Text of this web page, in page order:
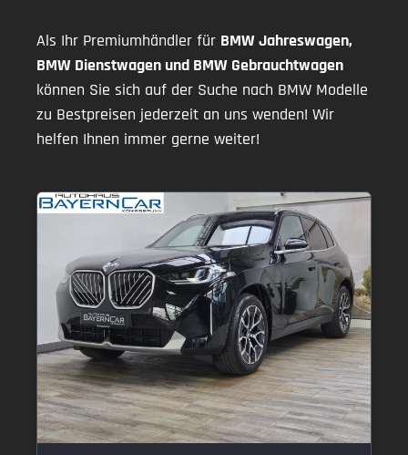
Als Ihr Premiumhändler für BMW Jahreswagen,
BMW Dienstwagen und BMW Gebrauchtwagen
können Sie sich auf der Suche nach BMW Modelle
zu Bestpreisen jederzeit an uns wenden! Wir
helfen Ihnen immer gerne weiter!